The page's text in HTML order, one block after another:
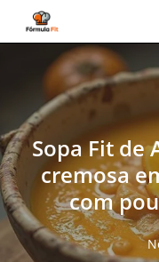
Sopa Fit de
cremosa
com